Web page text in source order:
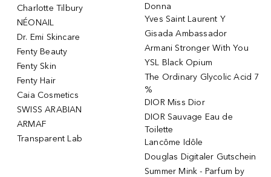
Charlotte Tilbury
NÉONAIL
Dr. Emi Skincare
Fenty Beauty
Fenty Skin
Fenty Hair
Caia Cosmetics
SWISS ARABIAN
ARMAF
Transparent Lab
Donna
Yves Saint Laurent Y
Gisada Ambassador
Armani Stronger With You
YSL Black Opium
The Ordinary Glycolic Acid 7
%
DIOR Miss Dior
DIOR Sauvage Eau de
Toilette
Lancôme Idôle
Douglas Digitaler Gutschein
Summer Mink - Parfum by